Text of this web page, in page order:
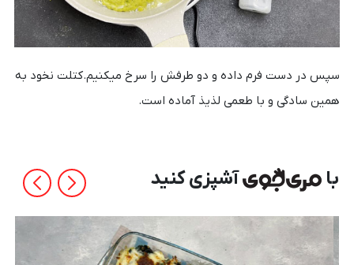
سپس در دست فرم داده و دو طرفش را سرخ میکنیم.کتلت نخود به
همین سادگی و با طعمی لذیذ آماده است.
با آشپزی کنید